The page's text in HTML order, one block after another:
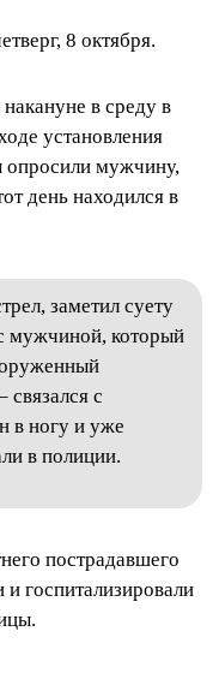
8 октября.
в среду в
установления
опросили мужчину,
день находился в
заметил суету
мужчиной, который
связался с
в ногу и уже
в полиции.
пострадавшего
и госпитализировали